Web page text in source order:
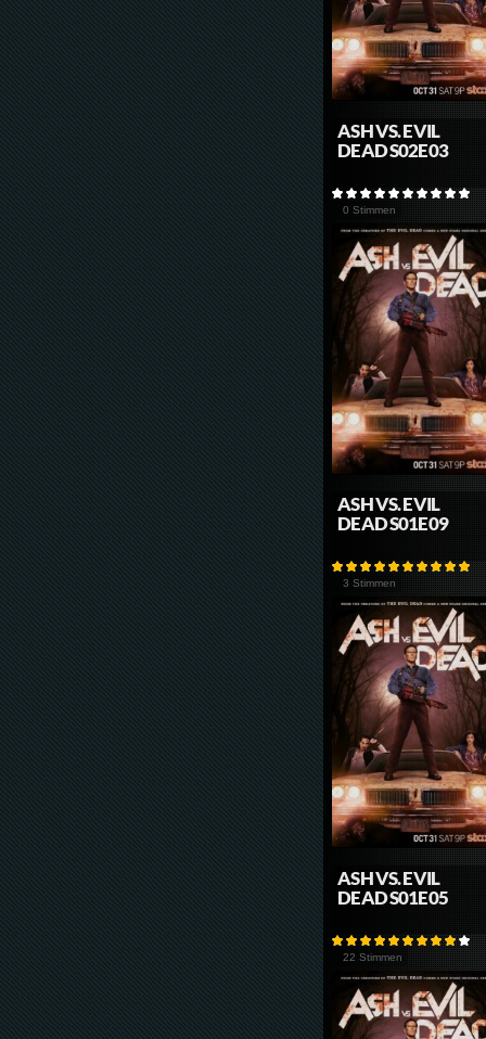
ASH VS. EVIL
DEAD S02E03
0 Stimmen
ASH VS. EVIL
DEAD S01E09
3 Stimmen
ASH VS. EVIL
DEAD S01E05
22 Stimmen